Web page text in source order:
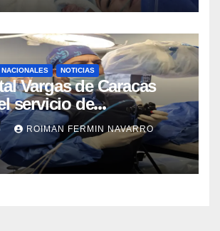
NACIONALES NOTICIAS
Vargas de Caracas
servicio de
Endoscópica para
a cientos de pacientes
ROIMAN FERMIN NAVARRO